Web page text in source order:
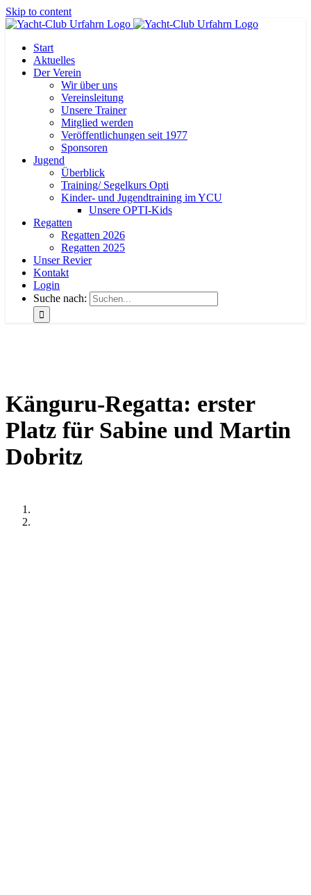
Skip to content
Start
Aktuelles
Der Verein
Wir über uns
Vereinsleitung
Unsere Trainer
Mitglied werden
Veröffentlichungen seit 1977
Sponsoren
Jugend
Überblick
Training/ Segelkurs Opti
Kinder- und Jugendtraining im YCU
Unsere OPTI-Kids
Regatten
Regatten 2026
Regatten 2025
Unser Revier
Kontakt
Login
Suche nach:
Känguru-Regatta: erster
Platz für Sabine und Martin
Dobritz